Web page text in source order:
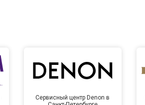
Сервисный центр Denon в